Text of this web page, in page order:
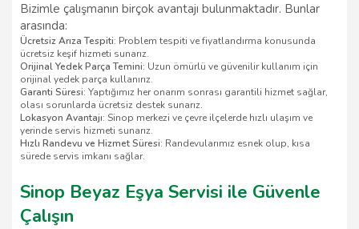
Bizimle çalışmanın birçok avantajı bulunmaktadır. Bunlar
arasında:
Ücretsiz Arıza Tespiti: Problem tespiti ve fiyatlandırma konusunda
ücretsiz keşif hizmeti sunarız.
Orijinal Yedek Parça Temini: Uzun ömürlü ve güvenilir kullanım için
orijinal yedek parça kullanırız.
Garanti Süresi: Yaptığımız her onarım sonrası garantili hizmet sağlar,
olası sorunlarda ücretsiz destek sunarız.
Lokasyon Avantajı: Sinop merkezi ve çevre ilçelerde hızlı ulaşım ve
yerinde servis hizmeti sunarız.
Hızlı Randevu ve Hizmet Süresi: Randevularımız esnek olup, kısa
sürede servis imkanı sağlar.
Sinop Beyaz Eşya Servisi ile Güvenle
Çalışın